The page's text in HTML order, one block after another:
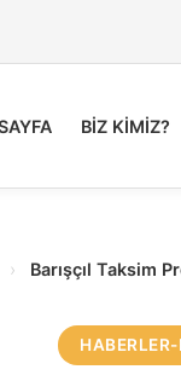
BİZ KİMİZ?
› Barışçıl Taksim